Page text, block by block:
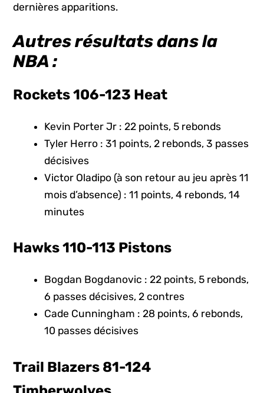
dernières apparitions.
Autres résultats dans la
NBA :
Rockets 106-123 Heat
Kevin Porter Jr : 22 points, 5 rebonds
Tyler Herro : 31 points, 2 rebonds, 3 passes
décisives
Victor Oladipo (à son retour au jeu après 11
mois d’absence) : 11 points, 4 rebonds, 14
minutes
Hawks 110-113 Pistons
Bogdan Bogdanovic : 22 points, 5 rebonds,
6 passes décisives, 2 contres
Cade Cunningham : 28 points, 6 rebonds,
10 passes décisives
Trail Blazers 81-124